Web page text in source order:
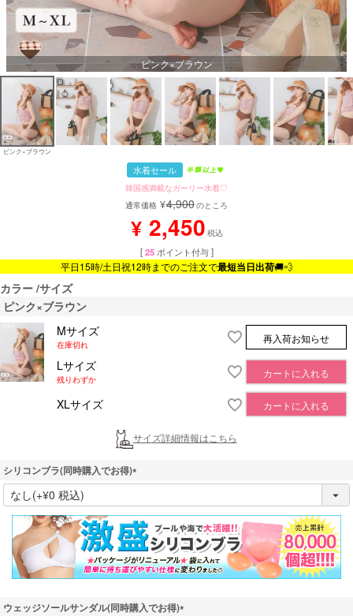
ピンク×ブラウン
ピンク×ブラウン
水着セール
韓国感満載なガーリー水着♡
通常価格 ¥4,900のところ
¥ 2,450 税込
[ 25 ポイント付与 ]
平日15時/土日祝12時までのご注文で最短当日出荷🚚💨
カラー サイズ
ピンク×ブラウン
Mサイズ
在庫切れ
再入荷お知らせ
Lサイズ
残りわずか
カートに入れる
XLサイズ カートに入れる
サイズ詳細情報はこちら
シリコンブラ(同時購入でお得)
(
必
須
)
ウェッジソールサンダル(同時購入でお得)